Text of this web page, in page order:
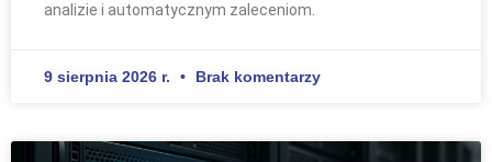
analizie i automatycznym zaleceniom.
9 sierpnia 2026 r. Brak komentarzy